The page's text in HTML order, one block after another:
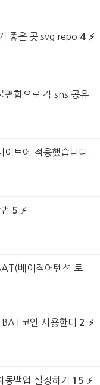
좋은 곳 svg repo 4
편함으로 각 sns 공유
이트에 적용했습니다.
5
베이직어텐션 토
코인 사용한다2
동백업 설정하기 15